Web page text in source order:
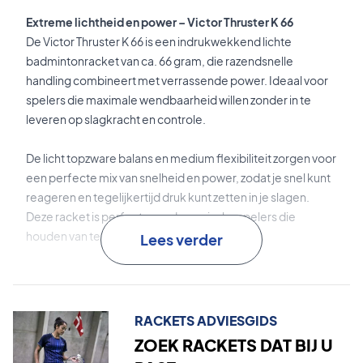
Extreme lichtheid en power – Victor Thruster K 66
De Victor Thruster K 66 is een indrukwekkend lichte
badmintonracket van ca. 66 gram, die razendsnelle
handling combineert met verrassende power. Ideaal voor
spelers die maximale wendbaarheid willen zonder in te
leveren op slagkracht en controle.
De licht topzware balans en medium flexibiliteit zorgen voor
een perfecte mix van snelheid en power, zodat je snel kunt
reageren en tegelijkertijd druk kunt zetten in je slagen.
Deze racket is perfect voor dynamische spelers die
houden van tempo en agressieve rally’s.
voor meer controle en kracht.
Seven Six 76vermindert wrijving tussen de snaren, beperkt
Lees verder
RACKETS ADVIESGIDS
ZOEK RACKETS DAT BIJ U